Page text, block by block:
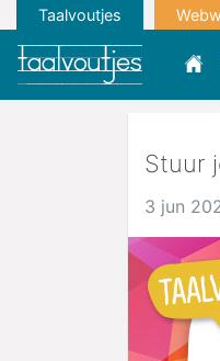
Taalvoutjes
Stuur
3 jun